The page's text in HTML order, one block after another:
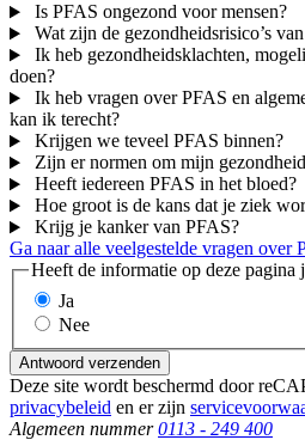
Is PFAS ongezond voor mensen?
Wat zijn de gezondheidsrisico’s
Ik heb gezondheidsklachten,
doen?
Ik heb vragen over PFAS en
kan ik terecht?
Krijgen we teveel PFAS binnen?
Zijn er normen om mijn
Heeft iedereen PFAS in het bloed?
Hoe groot is de kans dat je ziek
Krijg je kanker van PFAS?
Ga naar alle veelgestelde vragen over
Heeft de informatie op deze pagina
Ja
Nee
Antwoord verzenden
Deze site wordt beschermd door
privacybeleid en er zijn
Algemeen nummer 0113 - 249 400